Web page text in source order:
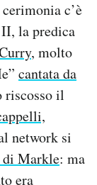
c’è
la predica
, molto
cantata da
riscosso il
network si
di Markle: ma
era